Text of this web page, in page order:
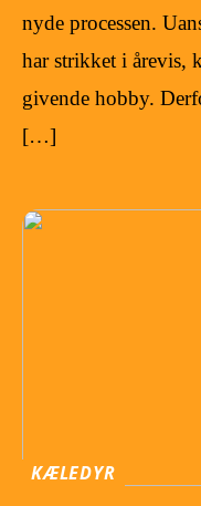
nyde processen.
har strikket i årevis,
givende hobby.
[…]
KÆLEDYR